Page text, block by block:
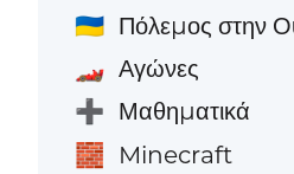
🇺🇦 Πόλεμος στην
🏎️ Αγώνες
➕ Μαθηματικά
🧱 Minecraft